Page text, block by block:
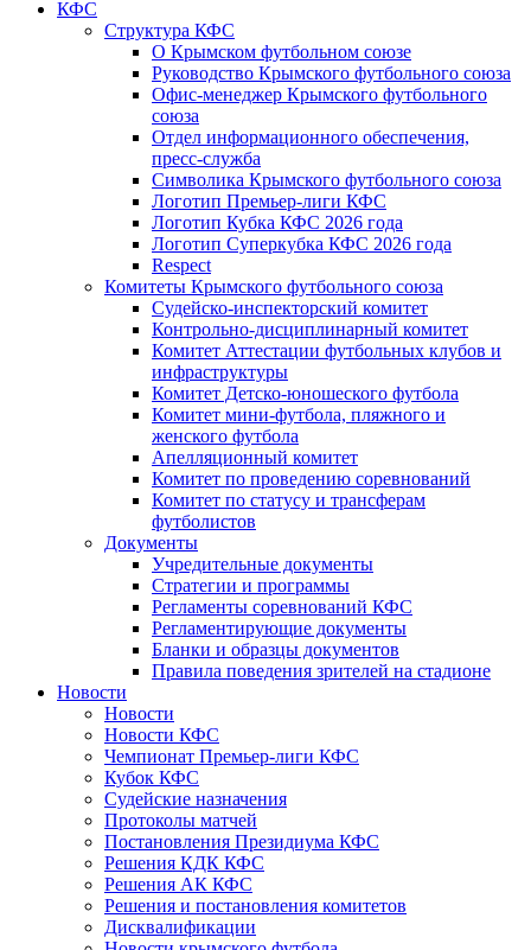
КФС
Структура КФС
О Крымском футбольном союзе
Руководство Крымского футбольного союза
Офис-менеджер Крымского футбольного
союза
Отдел информационного обеспечения,
пресс-служба
Символика Крымского футбольного союза
Логотип Премьер-лиги КФС
Логотип Кубка КФС 2026 года
Логотип Суперкубка КФС 2026 года
Respect
Комитеты Крымского футбольного союза
Судейско-инспекторский комитет
Контрольно-дисциплинарный комитет
Комитет Аттестации футбольных клубов и
инфраструктуры
Комитет Детско-юношеского футбола
Комитет мини-футбола, пляжного и
женского футбола
Апелляционный комитет
Комитет по проведению соревнований
Комитет по статусу и трансферам
футболистов
Документы
Учредительные документы
Стратегии и программы
Регламенты соревнований КФС
Регламентирующие документы
Бланки и образцы документов
Правила поведения зрителей на стадионе
Новости
Новости
Новости КФС
Чемпионат Премьер-лиги КФС
Кубок КФС
Судейские назначения
Протоколы матчей
Постановления Президиума КФС
Решения КДК КФС
Решения АК КФС
Решения и постановления комитетов
Дисквалификации